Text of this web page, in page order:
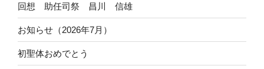
回想 助任司祭 昌川 信雄
お知らせ（2026年7月）
初聖体おめでとう